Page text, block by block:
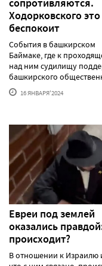
сопротивляются.
Ходорковского это
беспокоит
События в башкирском
Баймаке, где к
над ним судилищу
башкирского
16 ЯНВАРЯ'2024
Евреи под землей
оказались
происходит?
В отношении к Израилю